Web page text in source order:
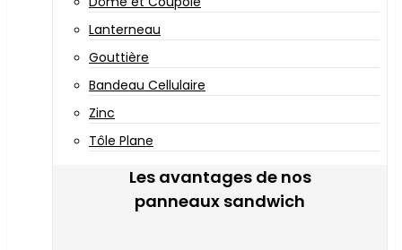
Lanterneau
Gouttière
Bandeau Cellulaire
Zinc
Tôle Plane
Les avantages de nos
panneaux sandwich